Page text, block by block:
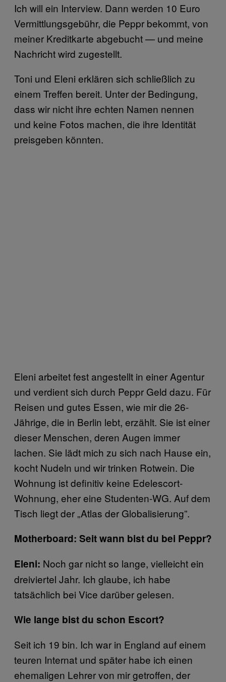
Ich will ein Interview. Dann werden 10 Euro
Vermittlungsgebühr, die Peppr bekommt, von
meiner Kreditkarte abgebucht — und meine
Nachricht wird zugestellt.
Toni und Eleni erklären sich schließlich zu
einem Treffen bereit. Unter der Bedingung,
dass wir nicht ihre echten Namen nennen
und keine Fotos machen, die ihre Identität
preisgeben könnten.
Eleni arbeitet fest angestellt in einer Agentur
und verdient sich durch Peppr Geld dazu. Für
Reisen und gutes Essen, wie mir die 26-
Jährige, die in Berlin lebt, erzählt. Sie ist einer
dieser Menschen, deren Augen immer
lachen. Sie lädt mich zu sich nach Hause ein,
kocht Nudeln und wir trinken Rotwein. Die
Wohnung ist definitiv keine Edelescort-
Wohnung, eher eine Studenten-WG. Auf dem
Tisch liegt der „Atlas der Globalisierung”.
Motherboard: Seit wann bist du bei Peppr?
Eleni: Noch gar nicht so lange, vielleicht ein
dreiviertel Jahr. Ich glaube, ich habe
tatsächlich bei Vice darüber gelesen.
Wie lange bist du schon Escort?
Seit ich 19 bin. Ich war in England auf einem
teuren Internat und später habe ich einen
ehemaligen Lehrer von mir getroffen, der